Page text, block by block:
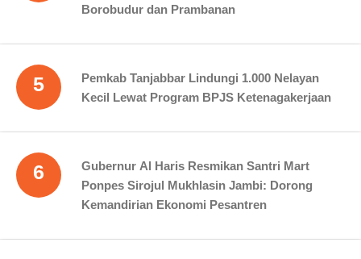
Borobudur dan Prambanan
5
Pemkab Tanjabbar Lindungi 1.000 Nelayan
Kecil Lewat Program BPJS Ketenagakerjaan
6
Gubernur Al Haris Resmikan Santri Mart
Ponpes Sirojul Mukhlasin Jambi: Dorong
Kemandirian Ekonomi Pesantren